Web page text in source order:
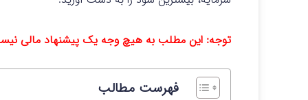
توجه: این مطلب به هیچ وجه یک پیشنهاد مالی
فهرست مطالب